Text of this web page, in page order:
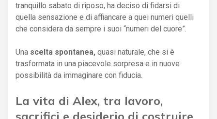
tranquillo sabato di riposo, ha deciso di fidarsi di
quella sensazione e di affiancare a quei numeri quelli
che considera da sempre i suoi “numeri del cuore”.
Una scelta spontanea, quasi naturale, che si è
trasformata in una piacevole sorpresa e in nuove
possibilità da immaginare con fiducia.
La vita di Alex, tra lavoro,
sacrifici e desiderio di costruire